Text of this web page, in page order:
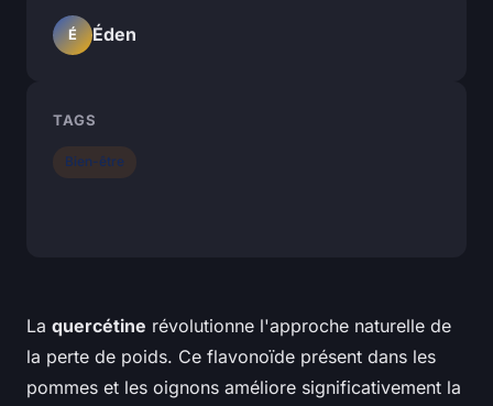
La quercétine révolutionne l'approche naturelle de
la perte de poids. Ce flavonoïde présent dans les
pommes et les oignons améliore significativement la
É Éden
TAGS
Bien-être